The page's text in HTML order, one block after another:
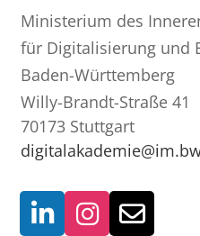
Ministerium des
für Digitalisierung und
Baden-Württemberg
Willy-Brandt-Straße 41
70173 Stuttgart